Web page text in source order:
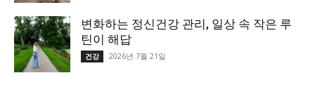
변화하는 정신건강 관리, 일상 속 작은 루
틴이 해답
건강 2026년 7월 21일